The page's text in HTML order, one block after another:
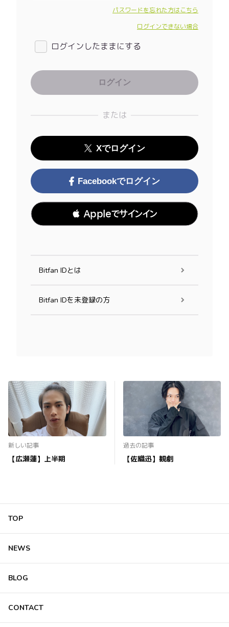
パスワードを忘れた方はこちら
ログインできない場合
ログインしたままにする
または
Xでログイン
Facebookでログイン
 Appleでサインイン
Bitfan IDとは
Bitfan IDを未登録の方
新しい記事
【広瀬蓮】上半期
過去の記事
【佐織迅】観劇
TOP
NEWS
BLOG
CONTACT